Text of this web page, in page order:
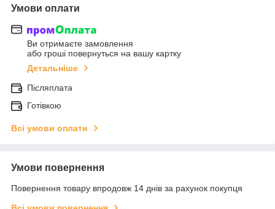
Умови оплати
Ви отримаєте замовлення
або гроші повернуться на вашу картку
Детальніше
Післяплата
Готівкою
Всі умови оплати
Умови повернення
Повернення товару впродовж 14 днів за рахунок покупця